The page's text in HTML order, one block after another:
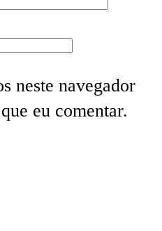
neste navegador
eu comentar.